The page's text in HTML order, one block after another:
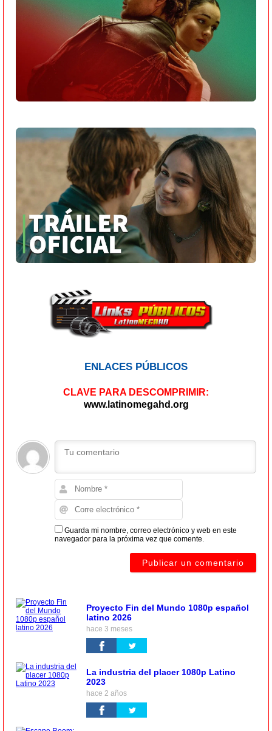
ENLACES PÚBLICOS
CLAVE PARA DESCOMPRIMIR:
www.latinomegahd.org
Guarda mi nombre, correo electrónico y web en este
navegador para la próxima vez que comente.
Proyecto Fin del Mundo 1080p español
latino 2026
hace 3 meses
La industria del placer 1080p Latino
2023
hace 2 años